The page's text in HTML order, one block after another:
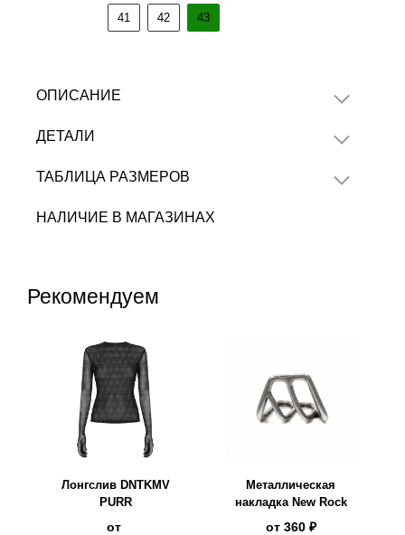
41
42 43
ОПИСАНИЕ
ДЕТАЛИ
ТАБЛИЦА РАЗМЕРОВ
НАЛИЧИЕ В МАГАЗИНАХ
Рекомендуем
Лонгслив DNTKMV
PURR
от
Металлическая
накладка New Rock
от 360 ₽